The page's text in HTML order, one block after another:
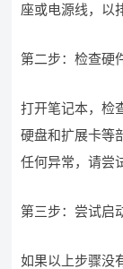
座或电源线，以
第二步：检查硬
打开笔记本，检
硬盘和扩展卡等
任何异常，请尝
第三步：尝试启
如果以上步骤没